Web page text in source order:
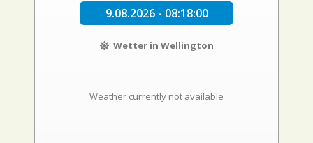
9.08.2026 - 08:18:01
Wetter in Wellington
Weather currently not available